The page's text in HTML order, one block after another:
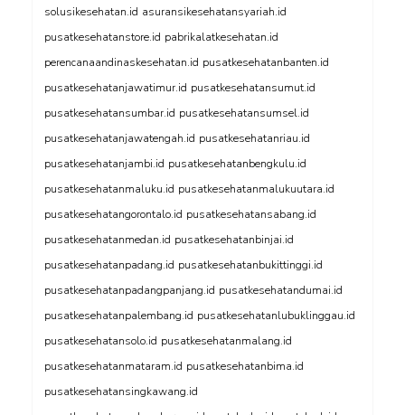
solusikesehatan.id asuransikesehatansyariah.id
pusatkesehatanstore.id pabrikalatkesehatan.id
perencanaandinaskesehatan.id pusatkesehatanbanten.id
pusatkesehatanjawatimur.id pusatkesehatansumut.id
pusatkesehatansumbar.id pusatkesehatansumsel.id
pusatkesehatanjawatengah.id pusatkesehatanriau.id
pusatkesehatanjambi.id pusatkesehatanbengkulu.id
pusatkesehatanmaluku.id pusatkesehatanmalukuutara.id
pusatkesehatangorontalo.id pusatkesehatansabang.id
pusatkesehatanmedan.id pusatkesehatanbinjai.id
pusatkesehatanpadang.id pusatkesehatanbukittinggi.id
pusatkesehatanpadangpanjang.id pusatkesehatandumai.id
pusatkesehatanpalembang.id pusatkesehatanlubuklinggau.id
pusatkesehatansolo.id pusatkesehatanmalang.id
pusatkesehatanmataram.id pusatkesehatanbima.id
pusatkesehatansingkawang.id